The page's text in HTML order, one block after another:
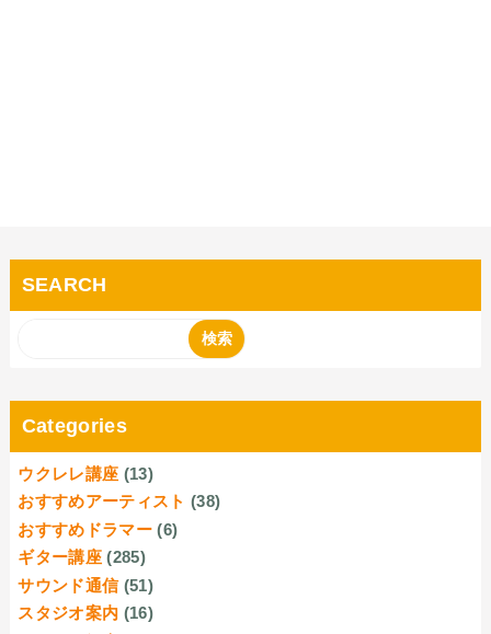
SEARCH
Categories
ウクレレ講座 (13)
おすすめアーティスト (38)
おすすめドラマー (6)
ギター講座 (285)
サウンド通信 (51)
スタジオ案内 (16)